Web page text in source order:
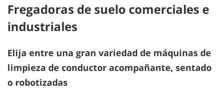
Fregadoras de suelo comerciales e
industriales
Elija entre una gran variedad de máquinas de
limpieza de conductor acompañante, sentado
o robotizadas